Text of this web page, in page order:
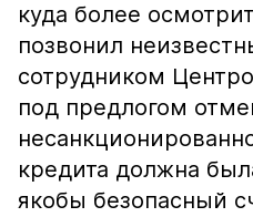
куда более
позвонил
сотрудником
под предлогом
кредита должна
якобы безопасный